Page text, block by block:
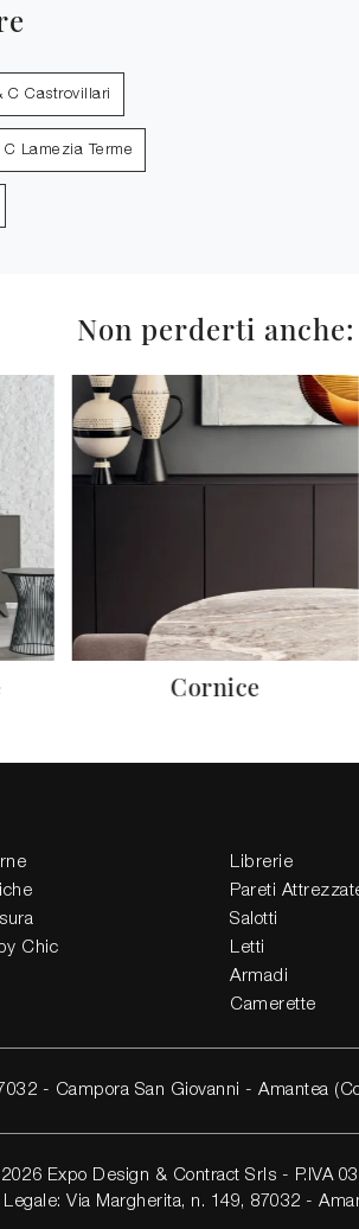
C Castrovillari
Lamezia Terme
Non perderti anche:
Cornice
Chic
Librerie
Pareti
Salotti
Letti
Armadi
Camerette
- Campora San Giovanni - Amantea
Expo Design & Contract Srls - P.IVA
Via Margherita, n. 149, 87032 -